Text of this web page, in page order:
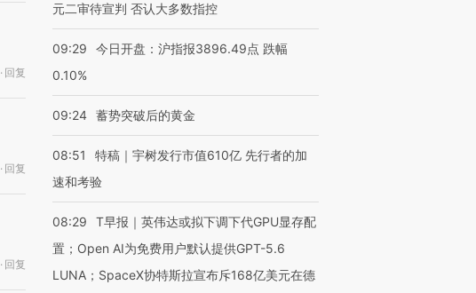
· 回复
· 回复
· 回复
元二审待宣判 否认大多数指控
09:29
今日开盘：沪指报3896.49点 跌幅
0.10%
09:24 蓄势突破后的黄金
08:51
特稿｜宇树发行市值610亿 先行者的加
速和考验
08:29
T早报｜英伟达或拟下调下代GPU显存配
置；Open AI为免费用户默认提供GPT-5.6
LUNA；SpaceX协特斯拉宣布斥168亿美元在德